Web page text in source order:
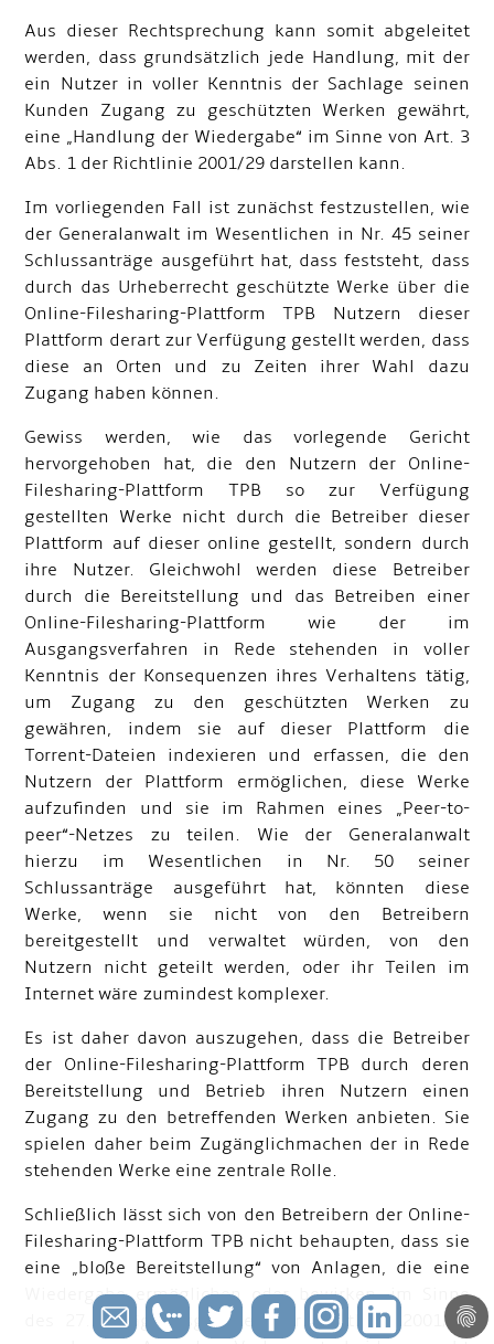
Aus dieser Rechtsprechung kann somit abgeleitet
werden, dass grundsätzlich jede Handlung, mit der
ein Nutzer in voller Kenntnis der Sachlage seinen
Kunden Zugang zu geschützten Werken gewährt,
eine „Handlung der Wiedergabe“ im Sinne von Art. 3
Abs. 1 der Richtlinie 2001/29 darstellen kann.
Im vorliegenden Fall ist zunächst festzustellen, wie
der Generalanwalt im Wesentlichen in Nr. 45 seiner
Schlussanträge ausgeführt hat, dass feststeht, dass
durch das Urheberrecht geschützte Werke über die
Online-Filesharing-Plattform TPB Nutzern dieser
Plattform derart zur Verfügung gestellt werden, dass
diese an Orten und zu Zeiten ihrer Wahl dazu
Zugang haben können.
Gewiss werden, wie das vorlegende Gericht
hervorgehoben hat, die den Nutzern der Online-
Filesharing-Plattform TPB so zur Verfügung
gestellten Werke nicht durch die Betreiber dieser
Plattform auf dieser online gestellt, sondern durch
ihre Nutzer. Gleichwohl werden diese Betreiber
durch die Bereitstellung und das Betreiben einer
Online-Filesharing-Plattform wie der im
Ausgangsverfahren in Rede stehenden in voller
Kenntnis der Konsequenzen ihres Verhaltens tätig,
um Zugang zu den geschützten Werken zu
gewähren, indem sie auf dieser Plattform die
Torrent-Dateien indexieren und erfassen, die den
Nutzern der Plattform ermöglichen, diese Werke
aufzufinden und sie im Rahmen eines „Peer-to-
peer“-Netzes zu teilen. Wie der Generalanwalt
hierzu im Wesentlichen in Nr. 50 seiner
Schlussanträge ausgeführt hat, könnten diese
Werke, wenn sie nicht von den Betreibern
bereitgestellt und verwaltet würden, von den
Nutzern nicht geteilt werden, oder ihr Teilen im
Internet wäre zumindest komplexer.
Es ist daher davon auszugehen, dass die Betreiber
der Online-Filesharing-Plattform TPB durch deren
Bereitstellung und Betrieb ihren Nutzern einen
Zugang zu den betreffenden Werken anbieten. Sie
spielen daher beim Zugänglichmachen der in Rede
stehenden Werke eine zentrale Rolle.
Schließlich lässt sich von den Betreibern der Online-
Filesharing-Plattform TPB nicht behaupten, dass sie
eine „bloße Bereitstellung“ von Anlagen, die eine
Wiedergabe ermöglichen oder bewirken, im Sinne
des 27. Erwägungsgrundes der Richtlinie 2001/29